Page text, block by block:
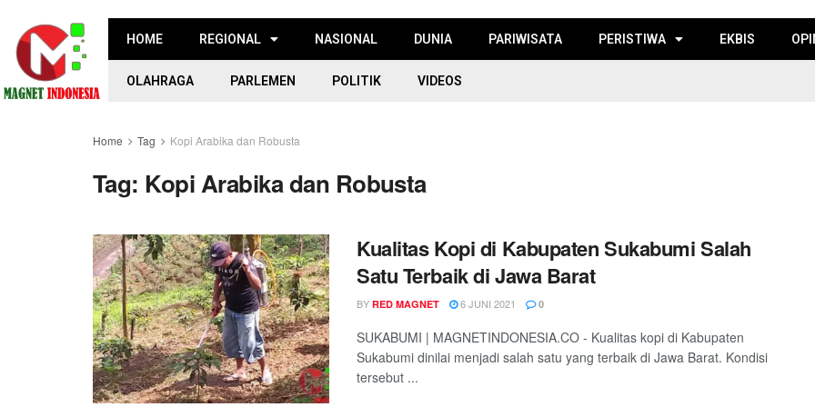
HOME REGIONAL NASIONAL DUNIA PARIWISATA PERISTIWA EKBIS
OLAHRAGA PARLEMEN POLITIK VIDEOS
Home Tag Kopi Arabika dan Robusta
Tag: Kopi Arabika dan Robusta
Kualitas Kopi di Kabupaten Sukabumi Salah
Satu Terbaik di Jawa Barat
BY RED MAGNET 6 JUNI 2021 0
SUKABUMI | MAGNETINDONESIA.CO - Kualitas kopi di Kabupaten
Sukabumi dinilai menjadi salah satu yang terbaik di Jawa Barat. Kondisi
tersebut ...